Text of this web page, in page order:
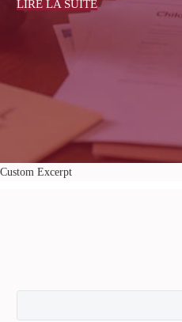
LIRE LA SUITE
Custom Excerpt